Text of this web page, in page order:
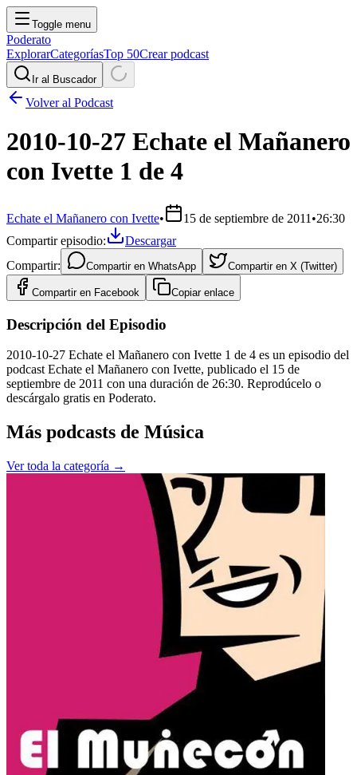
Toggle menu
Poderato
ExplorarCategoríasTop 50Crear podcast
Ir al Buscador
Volver al Podcast
2010-10-27 Echate el Mañanero
con Ivette 1 de 4
Echate el Mañanero con Ivette• 15 de septiembre de 2011 •26:30
Compartir episodio:
Descargar
Compartir:
Compartir en WhatsApp Compartir en X (Twitter)
Compartir en Facebook Copiar enlace
Descripción del Episodio
2010-10-27 Echate el Mañanero con Ivette 1 de 4 es un episodio del
podcast Echate el Mañanero con Ivette, publicado el 15 de
septiembre de 2011 con una duración de 26:30. Reprodúcelo o
descárgalo gratis en Poderato.
Más podcasts de Música
Ver toda la categoría →